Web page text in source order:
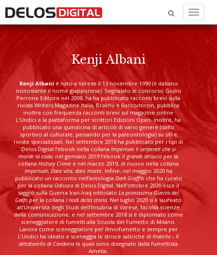
Menu
Kenji Albani
Kenji Albani è nato a Varese il 13 novembre 1990 (è italiano
nonostante il nome giapponese). Segnalato al concorso Giulio
Perrone Editore nel 2008, ha ha pubblicato racconti brevi sulla
rivista Writers Magazine Italia, Brakhu e Racconticon, pubblica
inoltre con frequenza racconti brevi sul magazine online
L’Undici e la piattaforma per scrittori Edizioni Open. Inoltre, ha
pubblicato una quindicina di articoli di vario genere (dallo
sportivo al culturale, passando per la paleontologia) su siti e
riviste specializzati. Nel settembre 2018 ha pubblicato per i tipi di
Delos Digital l’ebook nella collana Imperium Il serpente che si
morde la coda, nel gennaio 2019 l’ebook Il grande attacco per la
collana History Crime e nel marzo 2019, di nuovo nella collana
Imperium, Dare vita, dare morte. Infine, nel maggio 2020 ha
pubblicato un racconto nell’antologia Dark Graffitiche ha curato
per la collana Odissea di Delos Digital. Nell’ottobre 2020 esce il
saggio sulla Guerra Iran-Iraq intitolato La primissima Guerra del
Golfo per la collana I nodi della storia. Nel luglio 2020 si è laureato
all'Università degli Studi dell'Insubria di Varese, facoltà scienze
della comunicazione, e nel settembre 2018 si è diplomato come
sceneggiatore di fumetti alla Scuola del Fumetto di Milano.
Lavora come sceneggiatore per Ilmiofumetto e sempre per
L’Undici ha ideato e sceneggia le strisce satiriche di Fratello – Il
dittatorello di Còndoria le quali sono disegnate dalla fumettista
Amelia.